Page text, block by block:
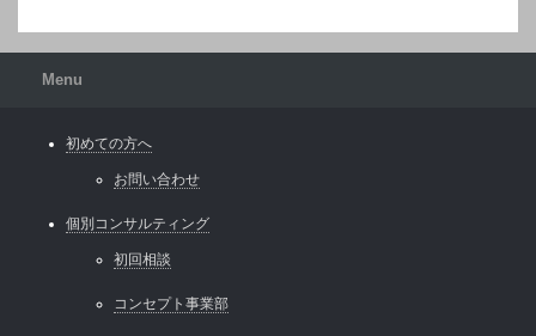
Menu
初めての方へ
お問い合わせ
個別コンサルティング
初回相談
コンセプト事業部